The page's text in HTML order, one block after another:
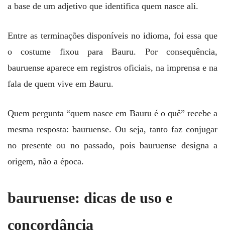
a base de um adjetivo que identifica quem nasce ali.
Entre as terminações disponíveis no idioma, foi essa que
o costume fixou para Bauru. Por consequência,
bauruense aparece em registros oficiais, na imprensa e na
fala de quem vive em Bauru.
Quem pergunta “quem nasce em Bauru é o quê” recebe a
mesma resposta: bauruense. Ou seja, tanto faz conjugar
no presente ou no passado, pois bauruense designa a
origem, não a época.
bauruense: dicas de uso e
concordância